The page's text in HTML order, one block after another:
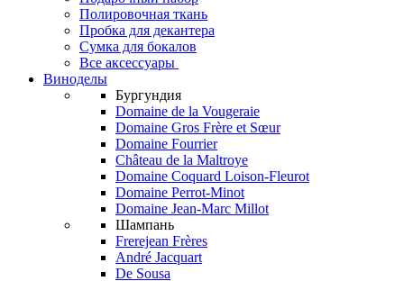
Полировочная ткань
Пробка для декантера
Сумка для бокалов
Все аксессуары
Виноделы
Бургундия
Domaine de la Vougeraie
Domaine Gros Frère et Sœur
Domaine Fourrier
Château de la Maltroye
Domaine Coquard Loison-Fleurot
Domaine Perrot-Minot
Domaine Jean-Marc Millot
Шампань
Frerejean Frères
André Jacquart
De Sousa